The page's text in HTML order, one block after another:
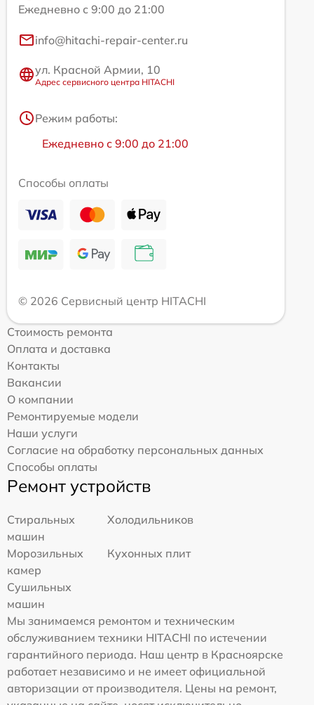
Ежедневно с 9:00 до 21:00
info@hitachi-repair-center.ru
ул. Красной Армии, 10
Адрес сервисного центра HITACHI
Режим работы:
Ежедневно с 9:00 до 21:00
Способы оплаты
© 2026 Сервисный центр HITACHI
Стоимость ремонта
Оплата и доставка
Контакты
Вакансии
О компании
Ремонтируемые модели
Наши услуги
Согласие на обработку персональных данных
Способы оплаты
Ремонт устройств
Стиральных
машин
Холодильников
Морозильных
камер
Кухонных плит
Сушильных
машин
Мы занимаемся ремонтом и техническим
обслуживанием техники HITACHI по истечении
гарантийного периода. Наш центр в Красноярске
работает независимо и не имеет официальной
авторизации от производителя. Цены на ремонт,